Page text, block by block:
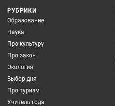
РУБРИКИ
Образование
Наука
Про культуру
Про закон
Экология
Выбор дня
Про туризм
Учитель года